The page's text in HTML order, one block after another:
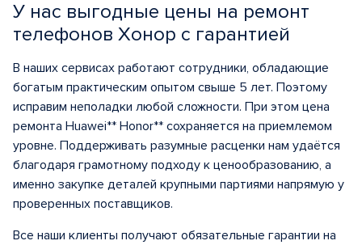
У нас выгодные цены на ремонт
телефонов Хонор с гарантией
В наших сервисах работают сотрудники, обладающие
богатым практическим опытом свыше 5 лет. Поэтому
исправим неполадки любой сложности. При этом цена
ремонта Huawei** Honor** сохраняется на приемлемом
уровне. Поддерживать разумные расценки нам удаётся
благодаря грамотному подходу к ценообразованию, а
именно закупке деталей крупными партиями напрямую у
проверенных поставщиков.
Все наши клиенты получают обязательные гарантии на